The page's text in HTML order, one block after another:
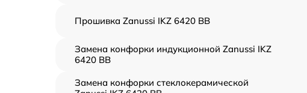
Прошивка Zanussi IKZ 6420 BB
Замена конфорки индукционной Zanussi IKZ
6420 BB
Замена конфорки стеклокерамической